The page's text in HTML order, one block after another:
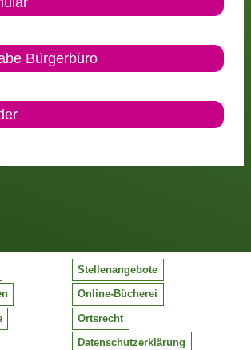
Bürgerbüro
Stellenangebote
Online-Bücherei
Ortsrecht
Datenschutzerklärung